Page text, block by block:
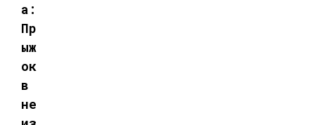
а:
Пр
ыж
ок
в
не